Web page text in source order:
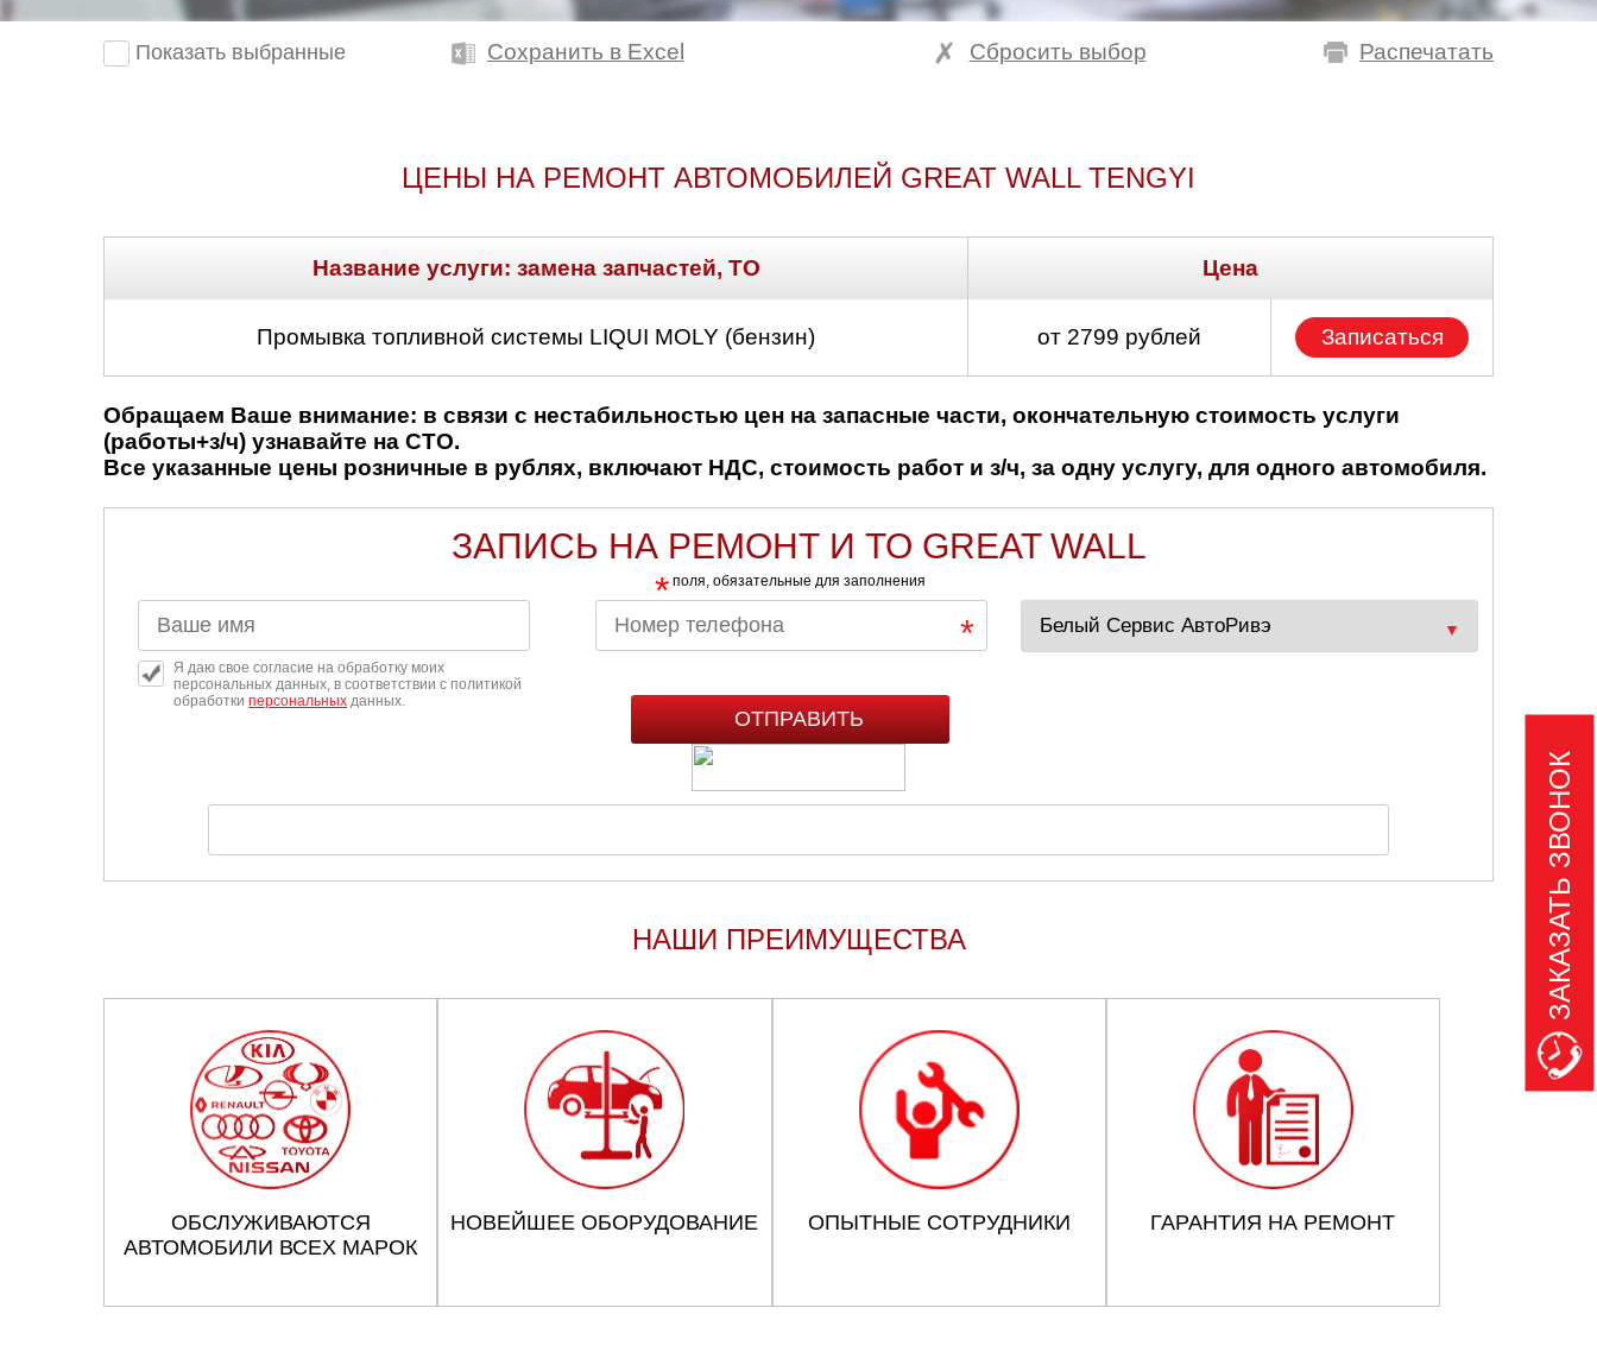
Показать выбранные Сохранить в Excel Распечатать
Сбросить выбор
ЦЕНЫ НА РЕМОНТ АВТОМОБИЛЕЙ GREAT WALL TENGYI
Название услуги: замена запчастей, ТО Цена
Промывка топливной системы LIQUI MOLY (бензин) от 2799 рублей Записаться
Обращаем Ваше внимание: в связи с нестабильностью цен на запасные части, окончательную стоимость услуги
(работы+з/ч) узнавайте на СТО.
Все указанные цены розничные в рублях, включают НДС, стоимость работ и з/ч, за одну услугу, для одного автомобиля.
ЗАПИСЬ НА РЕМОНТ И ТО GREAT WALL
* поля, обязательные для заполнения
Я даю свое согласие на обработку моих
персональных данных, в соответствии с политикой
обработки персональных данных.
НАШИ ПРЕИМУЩЕСТВА
ОБСЛУЖИВАЮТСЯ
АВТОМОБИЛИ ВСЕХ МАРОК
НОВЕЙШЕЕ ОБОРУДОВАНИЕ ОПЫТНЫЕ СОТРУДНИКИ ГАРАНТИЯ НА РЕМОНТ
ЗАКАЗАТЬ ЗВОНОК